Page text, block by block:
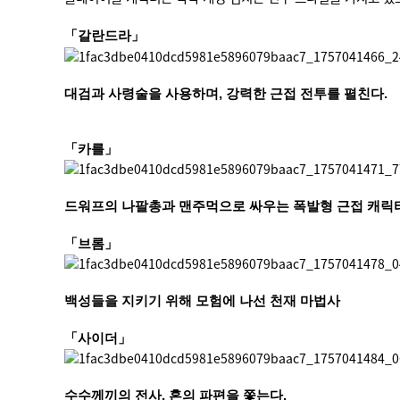
「갈란드라」
대검과 사령술을 사용하며, 강력한 근접 전투를 펼친다.
「카를」
드워프의 나팔총과 맨주먹으로 싸우는 폭발형 근접 캐릭
「브롬」
백성들을 지키기 위해 모험에 나선 천재 마법사
「사이더」
수수께끼의 전사. 혼의 파편을 쫓는다.